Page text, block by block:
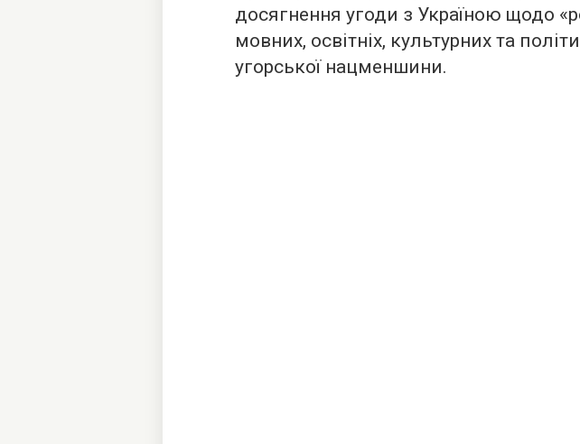
досягнення угоди з Україною щодо
мовних, освітніх, культурних та
угорської нацменшини.